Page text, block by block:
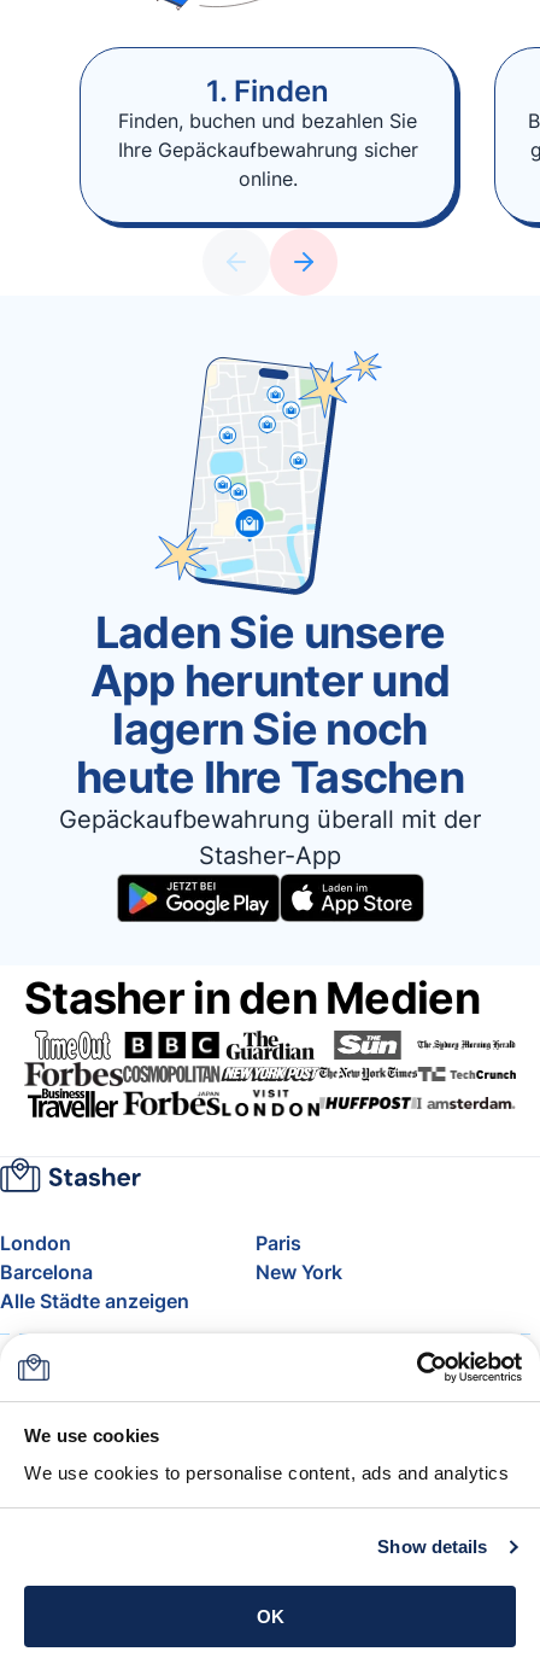
We use cookies
We use cookies to personalise content, ads and analytics
Show details
OK
1. Finden
Finden, buchen und bezahlen Sie
Ihre Gepäckaufbewahrung sicher
online.
Laden Sie unsere
App herunter und
lagern Sie noch
heute Ihre Taschen
Gepäckaufbewahrung überall mit der
Stasher-App
Stasher in den Medien
London
Paris
Barcelona
New York
Alle Städte anzeigen
Über uns
FAQ
Support
Blog
Freigepäck bei Airlines
Die Stasher-Garantie
AGB
App holen